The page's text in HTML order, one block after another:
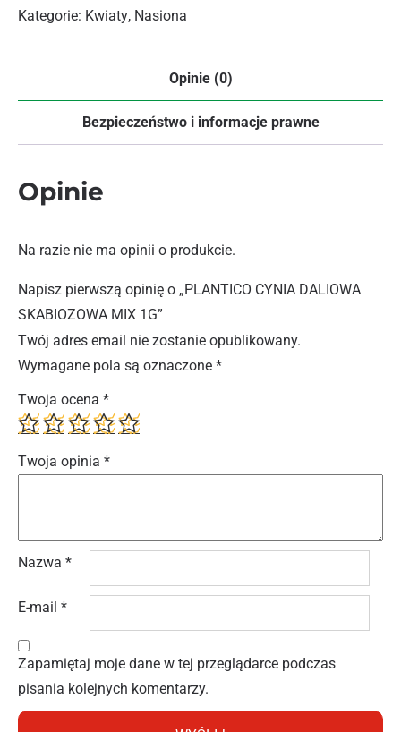
Kategorie: Kwiaty, Nasiona
Opinie (0)
Bezpieczeństwo i informacje prawne
Opinie
Na razie nie ma opinii o produkcie.
Napisz pierwszą opinię o „PLANTICO CYNIA DALIOWA
SKABIOZOWA MIX 1G”
Twój adres email nie zostanie opublikowany.
Wymagane pola są oznaczone *
Twoja ocena *
Twoja opinia *
Nazwa *
E-mail *
Zapamiętaj moje dane w tej przeglądarce podczas
pisania kolejnych komentarzy.